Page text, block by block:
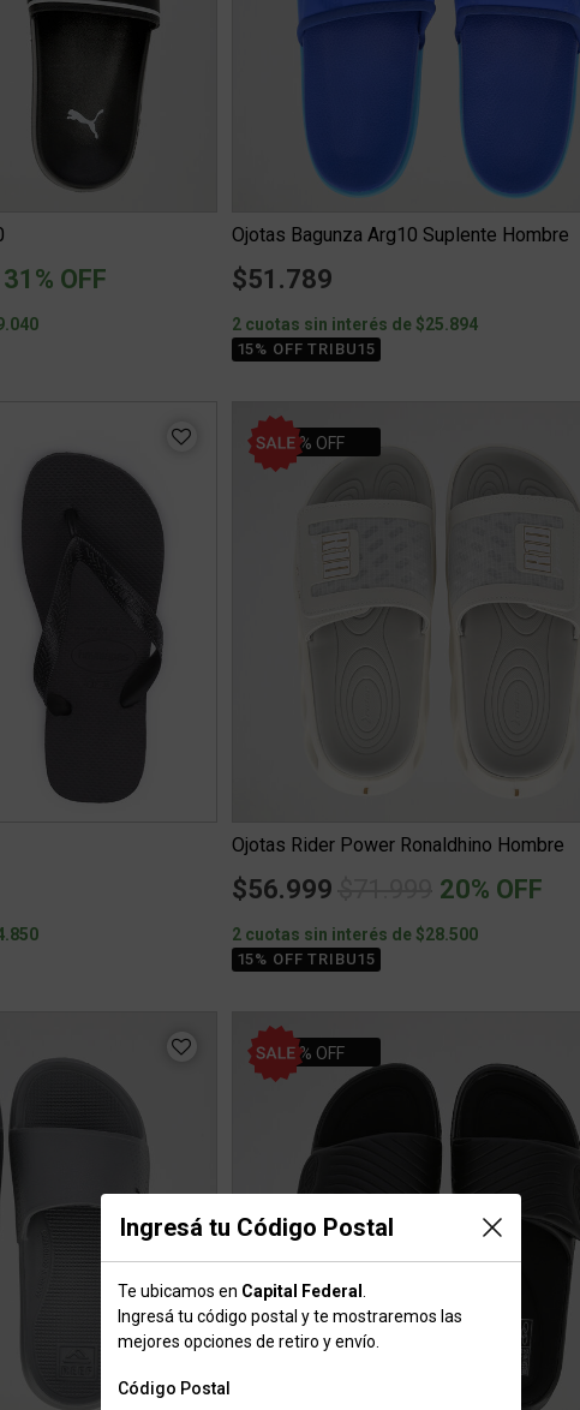
Ingresá tu Código Postal
Te ubicamos en Capital Federal
Ingresá tu código postal y te mostraremos las
mejores opciones de retiro y envío.
Código Postal
from
to
31% OFF
Ojotas Bagunza Arg10 Suplente Hombre
$51.789
2 cuotas sin interés de $25.894
15% OFF TRIBU15
20% OFF
Ojotas Rider Power Ronaldhino Hombre
$56.999 Price reduced from
to
20% OFF
2 cuotas sin interés de $28.500
15% OFF TRIBU15
20% OFF